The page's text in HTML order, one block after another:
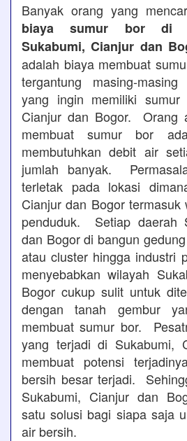
Banyak orang yang
biaya sumur bor di
Sukabumi, Cianjur dan
adalah biaya membuat
tergantung masing-
yang ingin memiliki
Cianjur dan Bogor. Orang
membuat sumur bor
membutuhkan debit air
jumlah banyak.
terletak pada lokasi
Cianjur dan Bogor
penduduk. Setiap daerah
dan Bogor di bangun
atau cluster hingga industri
menyebabkan wilayah
Bogor cukup sulit untuk
dengan tanah gembur
membuat sumur bor.
yang terjadi di Sukabumi,
membuat potensi
bersih besar terjadi.
Sukabumi, Cianjur dan
satu solusi bagi siapa saja
air bersih.